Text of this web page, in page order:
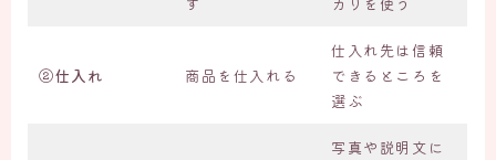
②仕入れ 商品を仕入れる
仕入れ先は信頼
できるところを
選ぶ
写真や説明文に